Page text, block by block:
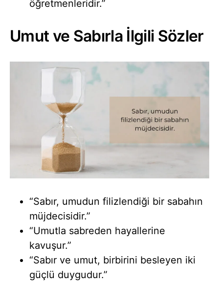
öğretmenleridir.”
Umut ve Sabırla İlgili Sözler
“Sabır, umudun filizlendiği bir sabahın
müjdecisidir.”
“Umutla sabreden hayallerine
kavuşur.”
“Sabır ve umut, birbirini besleyen iki
güçlü duygudur.”